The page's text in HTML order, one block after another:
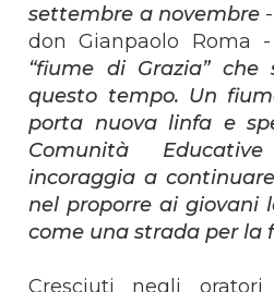
settembre a novembre-
don Gianpaolo Roma
“fiume di Grazia”
questo tempo. Un
porta nuova linfa e
Comunità
incoraggia a
nel proporre ai giovani
come una strada per la
Cresciuti negli